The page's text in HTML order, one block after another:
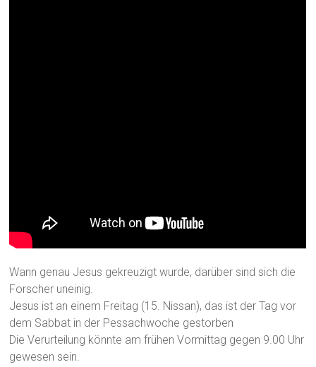
Wann genau Jesus gekreuzigt wurde, darüber sind sich die
Forscher uneinig.
Jesus ist an einem Freitag (15. Nissan), das ist der Tag vor
dem Sabbat in der Pessachwoche gestorben
Die Verurteilung könnte am frühen Vormittag gegen 9.00 Uhr
gewesen sein.